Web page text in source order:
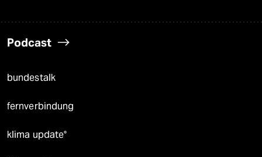
Podcast
bundestalk
fernverbindung
klima update°